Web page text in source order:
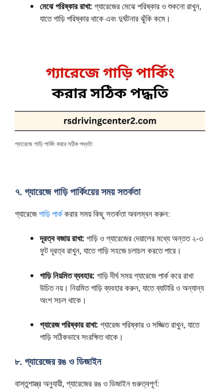
মেঝে পরিষ্কার রাখা: গ্যারেজের মেঝে পরিষ্কার ও শুকনো রাখুন,
যাতে গাড়ি পরিষ্কার থাকে এবং দুর্ঘটনার ঝুঁকি কমে।
গ্যারেজে গাড়ি পার্কিং করার সঠিক পদ্ধতি
৭. গ্যারেজে গাড়ি পার্কিংয়ের সময় সতর্কতা
গ্যারেজেগাড়ি পার্ককরার সময় কিছু সতর্কতা অবলম্বন করুন:
দূরত্ব বজায় রাখা: গাড়ি ও গ্যারেজের দেয়ালের মধ্যে অন্তত ২-৩
ফুট দূরত্ব রাখুন, যাতে গাড়ি সহজে চলাচল করতে পারে।
গাড়ি নিয়মিত ব্যবহার: গাড়ি দীর্ঘ সময় গ্যারেজে পার্ক করে রাখা
উচিত নয়। নিয়মিত গাড়ি ব্যবহার করুন, যাতে ব্যাটারি ও অন্যান্য
অংশ সচল থাকে।
গ্যারেজ পরিষ্কার রাখা: গ্যারেজ পরিষ্কার ও সজ্জিত রাখুন, যাতে
গাড়ি সঠিকভাবে সংরক্ষিত থাকে।
৮. গ্যারেজের রঙ ও ডিজাইন
বাস্তুশাস্ত্র অনুযায়ী, গ্যারেজের রঙ ও ডিজাইন গুরুত্বপূর্ণ: